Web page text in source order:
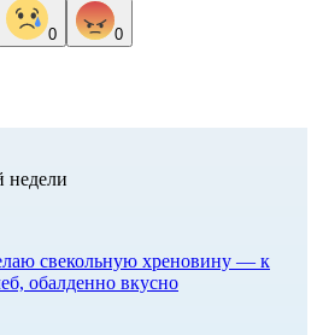
0 0
недели
свекольную хреновину — к
обалденно вкусно